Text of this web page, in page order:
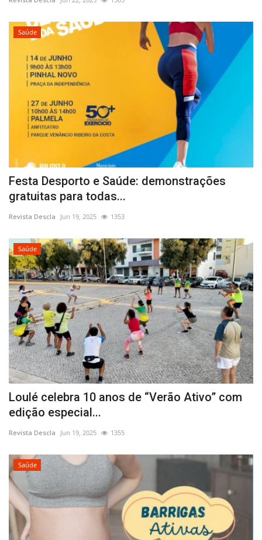
Saúde
Festa Desporto e Saúde: demonstrações
gratuitas para todas...
Revista Descla Jun 19, 2025 1353
Saúde
Loulé celebra 10 anos de “Verão Ativo” com
edição especial...
Revista Descla Jun 19, 2025 1355
Saúde